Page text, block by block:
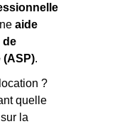
aide
de
.
?
quelle
la